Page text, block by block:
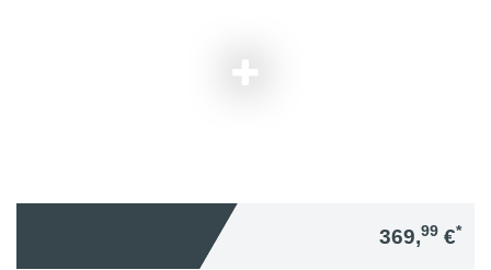
369,99 €*